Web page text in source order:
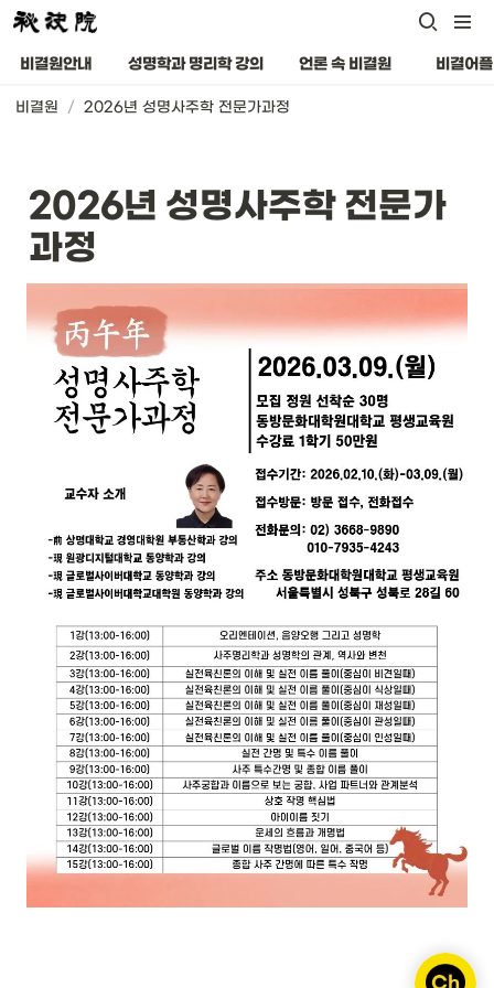
비결원안내 성명학과 명리학 강의 언론 속 비결원 비결어플
비결원 / 2026년 성명사주학 전문가과정
2026년 성명사주학 전문가
과정